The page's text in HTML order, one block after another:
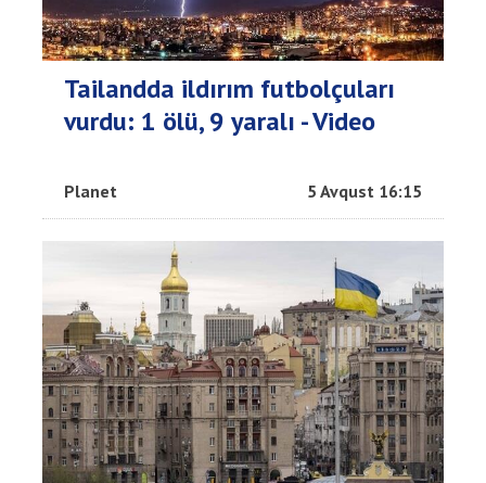
Tailandda ildırım futbolçuları
vurdu: 1 ölü, 9 yaralı - Video
Planet 5 Avqust 16:15